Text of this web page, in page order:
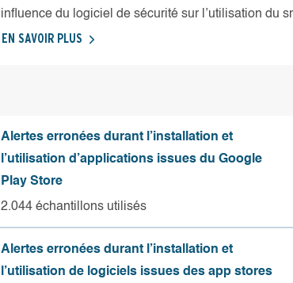
influence du logiciel de sécurité sur l’utilisation du
EN SAVOIR PLUS
Alertes erronées durant l’installation et
l’utilisation d’applications issues du Google
Play Store
2.044 échantillons utilisés
Alertes erronées durant l’installation et
l’utilisation de logiciels issues des app stores